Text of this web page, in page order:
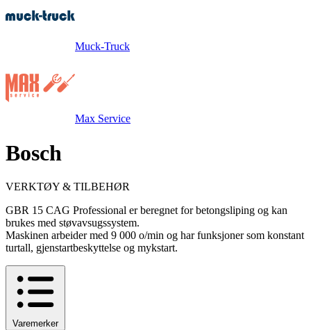
Muck-Truck
Max Service
Bosch
VERKTØY & TILBEHØR
GBR 15 CAG Professional er beregnet for betongsliping og kan
brukes med støvavsugssystem.
Maskinen arbeider med 9 000 o/min og har funksjoner som konstant
turtall, gjenstartbeskyttelse og mykstart.
Varemerker